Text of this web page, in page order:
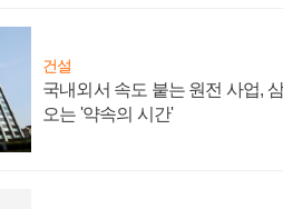
건설
국내외서 속도 붙는 원전 사업,
오는 '약속의 시간'